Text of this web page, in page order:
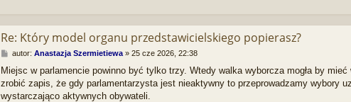
Re: Który model organu przedstawicielskiego popierasz?
P
s
t
autor: Anastazja Szermietiewa» 25 cze 2026, 22:38
Miejsc w parlamencie powinno być tylko trzy. Wtedy walka wyborcza mogła by
zrobić zapis, że gdy parlamentarzysta jest nieaktywny to przeprowadzamy wybory
wystarczająco aktywnych obywateli.